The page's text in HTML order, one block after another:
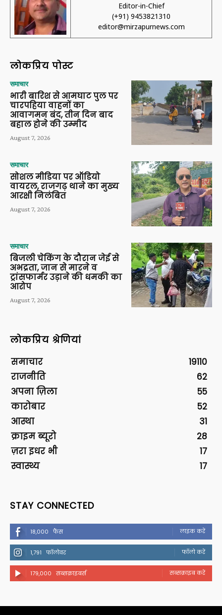
Editor-in-Chief
(+91) 9453821310
editor@mirzapurnews.com
लोकप्रिय पोस्ट
समाचार
भारी बारिश से आमघाट पुल पर
चारपहिया वाहनों का
आवागमन बंद, तीन दिन बाद
बहाल होने की उम्मीद
August 7, 2026
समाचार
सोशल मीडिया पर ऑडियो
वायरल, राजगढ़ थाने का मुख्य
आरक्षी निलंबित
August 7, 2026
समाचार
बिजली चेकिंग के दौरान जेई से
अभद्रता, जान से मारने व
ट्रांसफार्मर उड़ाने की धमकी का
आरोप
August 7, 2026
लोकप्रिय श्रेणियां
समाचार
19110
राजनीति
62
अपना ज़िला
55
कारोबार
52
आस्था
31
क्राइम ब्यूरो
28
ज़रा इधर भी
17
स्वास्थ्य
17
STAY CONNECTED
18,000 फैंस लाइक करें
1,791 फॉलोवर फॉलो करें
179,000 सब्सक्राइबर्स सब्सक्राइब करें